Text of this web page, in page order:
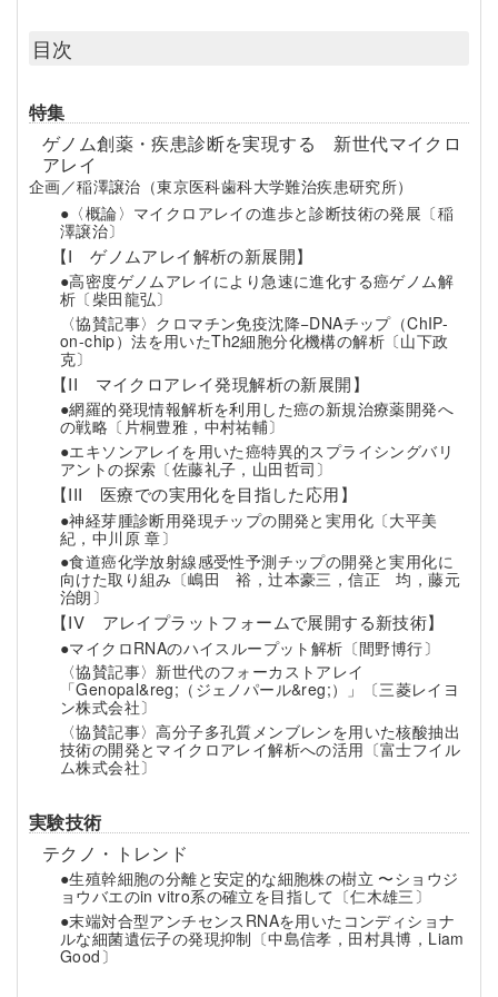
目次
特集
ゲノム創薬・疾患診断を実現する 新世代マイクロ
アレイ
企画／稲澤譲治（東京医科歯科大学難治疾患研究所）
●〈概論〉マイクロアレイの進歩と診断技術の発展〔稲
澤譲治〕
【I ゲノムアレイ解析の新展開】
●高密度ゲノムアレイにより急速に進化する癌ゲノム解
析〔柴田龍弘〕
〈協賛記事〉クロマチン免疫沈降−DNAチップ（ChIP-
on-chip）法を用いたTh2細胞分化機構の解析〔山下政
克〕
【II マイクロアレイ発現解析の新展開】
●網羅的発現情報解析を利用した癌の新規治療薬開発へ
の戦略〔片桐豊雅，中村祐輔〕
●エキソンアレイを用いた癌特異的スプライシングバリ
アントの探索〔佐藤礼子，山田哲司〕
【III 医療での実用化を目指した応用】
●神経芽腫診断用発現チップの開発と実用化〔大平美
紀，中川原 章〕
●食道癌化学放射線感受性予測チップの開発と実用化に
向けた取り組み〔嶋田 裕，辻本豪三，信正 均，藤元
治朗〕
【IV アレイプラットフォームで展開する新技術】
●マイクロRNAのハイスループット解析〔間野博行〕
〈協賛記事〉新世代のフォーカストアレイ
「Genopal&reg;（ジェノパール&reg;）」〔三菱レイヨ
ン株式会社〕
〈協賛記事〉高分子多孔質メンブレンを用いた核酸抽出
技術の開発とマイクロアレイ解析への活用〔富士フイル
ム株式会社〕
実験技術
テクノ・トレンド
●生殖幹細胞の分離と安定的な細胞株の樹立 〜ショウジ
ョウバエのin vitro系の確立を目指して〔仁木雄三〕
●末端対合型アンチセンスRNAを用いたコンディショナ
ルな細菌遺伝子の発現抑制〔中島信孝，田村具博，Liam
Good〕